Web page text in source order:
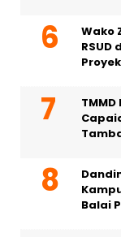
Wako
RSUD
Balai